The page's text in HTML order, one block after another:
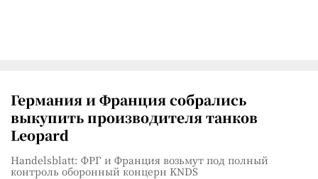
Германия и Франция собрались
выкупить производителя танков
Leopard
Handelsblatt: ФРГ и Франция возьмут под полный
контроль оборонный концерн KNDS